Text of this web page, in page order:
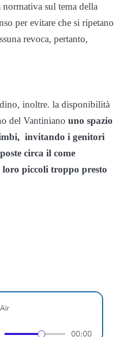
sul tema della
per evitare che si ripetano
revoca, pertanto,
inoltre. la disponibilità
del Vantiniano uno spazio
invitando i genitori
circa il come
piccoli troppo presto